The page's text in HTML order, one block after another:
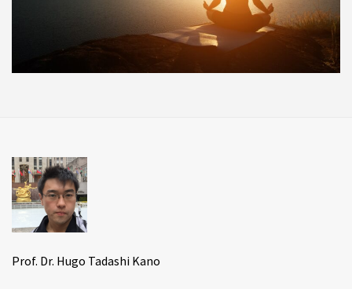
Prof. Dr. Hugo Tadashi Kano